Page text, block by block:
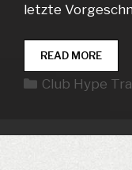
letzte
READ MORECLUB
HYPE
Kategorien
Club Hype